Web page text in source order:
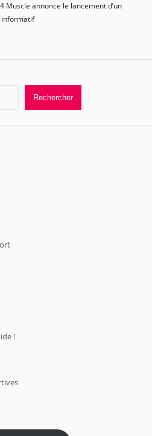
Muscle annonce le lancement d’un
informatif
Rechercher
!